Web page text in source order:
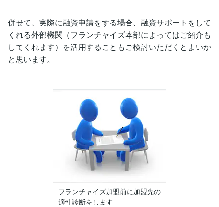
併せて、実際に融資申請をする場合、融資サポートをして
くれる外部機関（フランチャイズ本部によってはご紹介も
してくれます）を活用することもご検討いただくとよいか
と思います。
フランチャイズ加盟前に加盟先の
適性診断をします